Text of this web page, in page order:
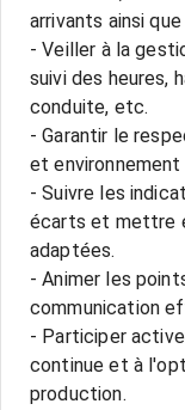
arrivants ainsi
- Veiller à la
suivi des heures,
conduite, etc.
- Garantir le
et
- Suivre les
écarts et mettre
adaptées.
- Animer les
communication
- Participer
continue et à
production.